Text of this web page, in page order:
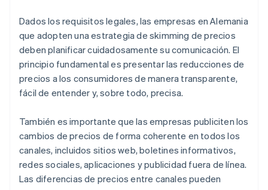
Dados los requisitos legales, las empresas en Alemania
que adopten una estrategia de skimming de precios
deben planificar cuidadosamente su comunicación. El
principio fundamental es presentar las reducciones de
precios a los consumidores de manera transparente,
fácil de entender y, sobre todo, precisa.
También es importante que las empresas publiciten los
cambios de precios de forma coherente en todos los
canales, incluidos sitios web, boletines informativos,
redes sociales, aplicaciones y publicidad fuera de línea.
Las diferencias de precios entre canales pueden